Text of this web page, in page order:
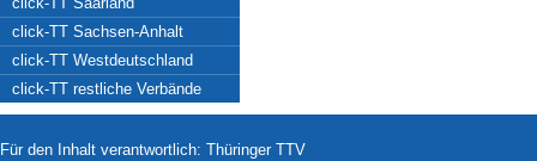
click-TT Sachsen-Anhalt
click-TT Westdeutschland
click-TT restliche Verbände
Für den Inhalt verantwortlich: Thüringer TTV